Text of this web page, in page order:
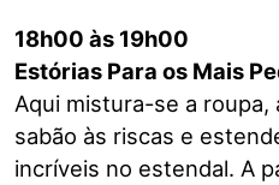
18h00 às 19h00
Estórias Para os Mais
Aqui mistura-se a roupa,
sabão às riscas e
incríveis no estendal. A